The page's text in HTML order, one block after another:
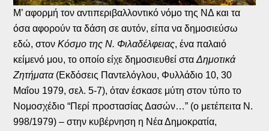
Μ’ αφορμή τον αντιπεριβαλλοντικό νόμο της ΝΔ και τα
όσα αφορούν τα δάση σε αυτόν, είπα να δημοσιεύσω
εδώ, στονΚόσμο της Ν. Φιλαδέλφειας, ένα παλαιό
κείμενό μου, το οποίο είχε δημοσιευθεί σταΔημοτικά
Ζητήματα(Εκδόσεις Παντελόγλου, Φυλλάδιο 10, 30
Μαΐου 1979, σελ. 5-7), όταν έσκασε μύτη στον τύπο το
Νομοσχέδιο “Περί προστασίας Δασών…” (ο μετέπειτα Ν.
998/1979) – στην κυβέρνηση η Νέα Δημοκρατία,